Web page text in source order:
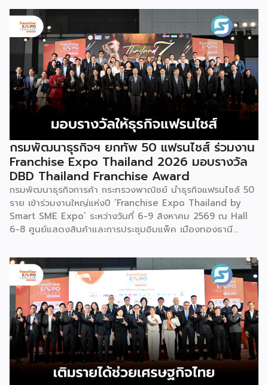
มีภารกิจหลัก คือการให้ทุนวิจัย ดูแลเรื่องการวิจัยในภาพรวม รวม
ถึงการให้รางวัล และสนับสนุนนักวิจัย ตั้งแต่ระดับเยาวชนไปจนถึง
นักวิจัยอาวุโส แน่นอนว่านี่เป็นหน่วยงานผู้อยู่เบื้องหลังงานวิจัย
ไทยตั้งแต่ต้นน้ำยันปลายน้ำ กิจกรรมที่นำมาจัดแสดงในบูธ
ครั้งนี้เป็นส่วนหนึ่งของทุนที่ วช. สนับสนุนภายใต้ชุดโครงการ
Innovative House ซึ่งมีเป้าหมายชัดเจน คือการแนะแนวและ
สนับสนุนให้ผู้ประกอบการนำนวัตกรรมที่ต่อยอดมาจากงานวิจัย
ไปพัฒนาต่อจนสามารถขายได้จริงในเชิงพาณิชย์ ไม่ใช่แค่งาน
วิจัยที่อยู่ในห้องแล็บ โดยสินค้าที่นำมาโชว์ในบูธจึงเป็นผลิตภัณฑ์
ที่ “พร้อมขาย” แล้วจริงๆ บางแบรนด์ขายออนไลน์ บางแบรนด์
ขายเฉพาะหน้าร้าน นอกจากนี้ ยังมีการสาธิตนำผลิตภัณฑ์ไป
แปรรูปเป็นเมนูอาหาร-เครื่องดื่มให้ผู้ร่วมงานเห็นวิธีใช้งานจริง
โดยนำ ‘น้ำผึ้ง’ ที่ไม่ได้นำมาวางขายแบบเดิม ๆ แต่แปรรูปเป็น
เครื่องดื่มสเลอปี้ให้ผู้ร่วมงานได้ชิมสดๆ หน้าบูธ เพื่อดึงดูดและ
สร้างประสบการณ์ให้คนในงานได้ทดลองสัมผัสสินค้าจริง และหาก
ใครสนใจก็สามารถซื้อ หัวเชื้อ กลับไปทำเครื่องดื่มต่อเองที่บ้านได้
เช่นกัน […]
กรมพัฒนาธุรกิจฯ ยกทัพ 50 แฟรนไชส์ ร่วมงาน
Franchise Expo Thailand 2026 มอบรางวัล
DBD Thailand Franchise Award
กรมพัฒนาธุรกิจการค้า กระทรวงพาณิชย์ นำธุรกิจแฟรนไชส์ 50
ราย เข้าร่วมงานใหญ่แห่งปี ‘Franchise Expo Thailand by
Smart SME Expo’ ระหว่างวันที่ 6-9 สิงหาคม 2569 ณ Hall
6-8 ศูนย์แสดงสินค้าและการประชุมอิมแพ็ค เมืองทองธานี
2026 ให้แก่ผู้ประกอบธุรกิจแฟรนไชส์ที่อยู่ในการส่งเสริมสนับสนุน
ของกรมฯ นายพูนพงษ์ นัยนาภากรณ์ อธิบดีกรมพัฒนาธุรกิจ
การค้า กระทรวงพาณิชย์ เปิดเผยภายหลังเป็นประธานเปิดงาน
“งานแฟรนไชส์ เอ็กซ์โป ไทยแลนด์ บาย สมาร์ท เอสเอ็มอี เอ็กซ์
โป (Franchise Expo Thailand by Smart SME Expo)” ซึ่ง
เป็นงานแสดงธุรกิจแฟรนไชส์ชั้นนำที่จัดขึ้นโดย บริษัท พีเอ็มจี
คอร์ปอเรชัน จำกัด เพื่อยกระดับศักยภาพของผู้ประกอบการและ
เจ้าของธุรกิจที่ต้องการขยายกิจการผ่านระบบแฟรนไชส์ […]